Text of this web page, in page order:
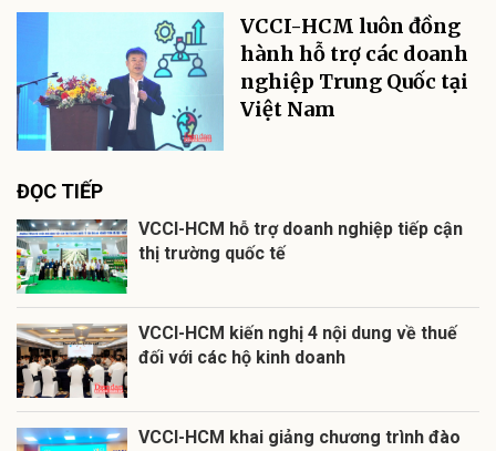
VCCI-HCM luôn đồng
hành hỗ trợ các doanh
nghiệp Trung Quốc tại
Việt Nam
ĐỌC TIẾP
VCCI-HCM hỗ trợ doanh nghiệp tiếp cận
thị trường quốc tế
VCCI-HCM kiến nghị 4 nội dung về thuế
đối với các hộ kinh doanh
VCCI-HCM khai giảng chương trình đào